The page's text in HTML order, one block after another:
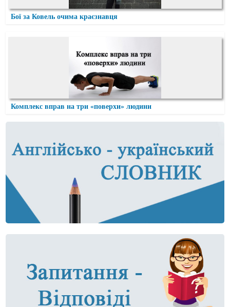
Бої за Ковель очима краєзнавця
Комплекс вправ на три «поверхи» людини